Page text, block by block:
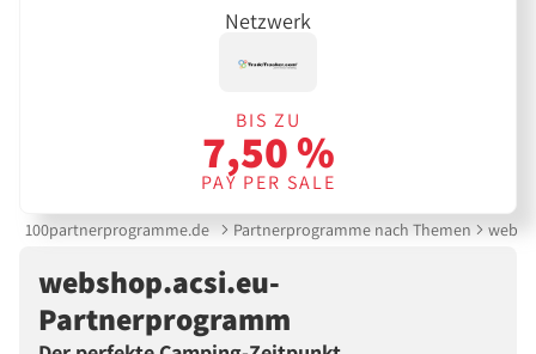
Netzwerk
BIS ZU
7,50 %
PAY PER SALE
100partnerprogramme.de Partnerprogramme nach Themen
webshop.acsi.eu-
Partnerprogramm